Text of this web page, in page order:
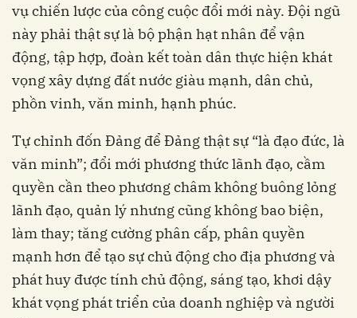
vụ chiến lược của công cuộc đổi mới này. Đội ngũ
này phải thật sự là bộ phận hạt nhân để vận
động, tập hợp, đoàn kết toàn dân thực hiện khát
vọng xây dựng đất nước giàu mạnh, dân chủ,
phồn vinh, văn minh, hạnh phúc.
Tự chỉnh đốn Đảng để Đảng thật sự “là đạo đức, là
văn minh”; đổi mới phương thức lãnh đạo, cầm
quyền cần theo phương châm không buông lỏng
lãnh đạo, quản lý nhưng cũng không bao biện,
làm thay; tăng cường phân cấp, phân quyền
mạnh hơn để tạo sự chủ động cho địa phương và
phát huy được tính chủ động, sáng tạo, khơi dậy
khát vọng phát triển của doanh nghiệp và người